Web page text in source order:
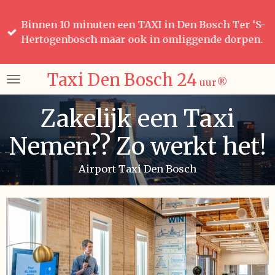
direct
naar
hoofdinhoudTaxi Den Bosch 24 uur®️
Binnen 10 minuten een TAXI in Den Bosch Ter ‘S-
Hertogenbosch maar ook in omliggende dorpen.
Zakelijk een Taxi
Nemen?? Zo werkt het!
Airport Taxi Den Bosch